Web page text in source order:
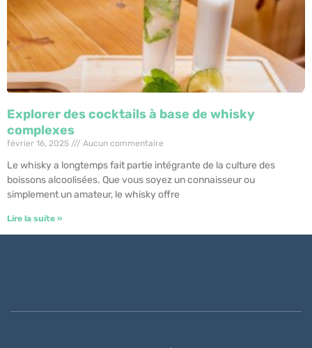
Explorer des cocktails à base de whisky
complexes
février 16, 2025 Aucun commentaire
Le whisky a longtemps fait partie intégrante de la culture des
boissons alcoolisées. Que vous soyez un connaisseur ou
simplement un amateur, le whisky offre
Lire la suite »